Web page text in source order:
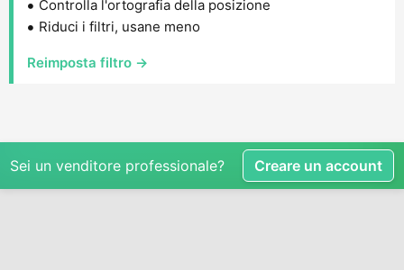
Controlla l'ortografia della posizione
Riduci i filtri, usane meno
Reimposta filtro →
Sei un venditore professionale? Creare un account